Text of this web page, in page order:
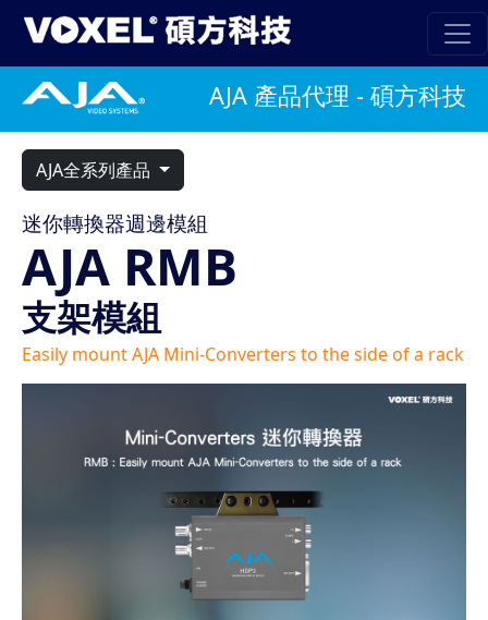
AJA 產品代理 - 碩方科技
AJA全系列產品
迷你轉換器週邊模組
AJA RMB
支架模組
Easily mount AJA Mini-Converters to the side of a rack